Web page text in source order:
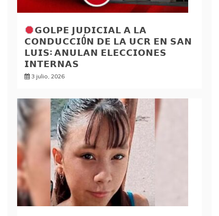
𝗚𝗢𝗟𝗣𝗘 𝗝𝗨𝗗𝗜𝗖𝗜𝗔𝗟 𝗔 𝗟𝗔
𝗖𝗢𝗡𝗗𝗨𝗖𝗖𝗜Ó𝗡 𝗗𝗘 𝗟𝗔 𝗨𝗖𝗥 𝗘𝗡 𝗦𝗔𝗡
𝗟𝗨𝗜𝗦: 𝗔𝗡𝗨𝗟𝗔𝗡 𝗘𝗟𝗘𝗖𝗖𝗜𝗢𝗡𝗘𝗦
𝗜𝗡𝗧𝗘𝗥𝗡𝗔𝗦
3 julio, 2026